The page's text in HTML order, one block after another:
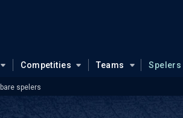
Competities Teams Spelers
spelers